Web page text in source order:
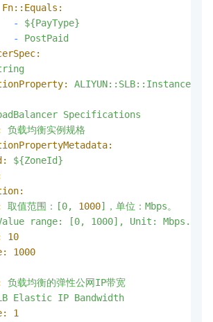
Fn::Equals:
-
${PayType}
-
PostPaid
Specifications
负载均衡实例规格
${ZoneId}
取值范围：[0, 1000]，单位：Mbps。
range: [0, 1000], Unit: Mbps.'
10
1000
负载均衡的弹性公网IP带宽
Elastic IP Bandwidth
1